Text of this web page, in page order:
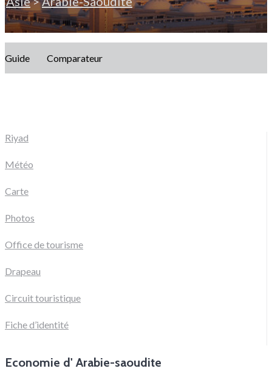
Guide Comparateur
Riyad
Météo
Carte
Photos
Office de tourisme
Drapeau
Circuit touristique
Fiche d’identité
Economie d' Arabie-saoudite